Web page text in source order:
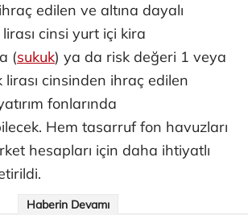
edilen ve altına dayalı
cinsi yurt içi kira
(sukuk) ya da risk değeri 1 veya
lirası cinsinden ihraç edilen
fonlarında
Hem tasarruf fon havuzları
hesapları için daha ihtiyatlı
Haberin Devamı